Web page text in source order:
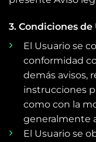
3. Condiciones de
El Usuario se
conformidad
demás avisos,
instrucciones
como con la
generalmente
El Usuario se